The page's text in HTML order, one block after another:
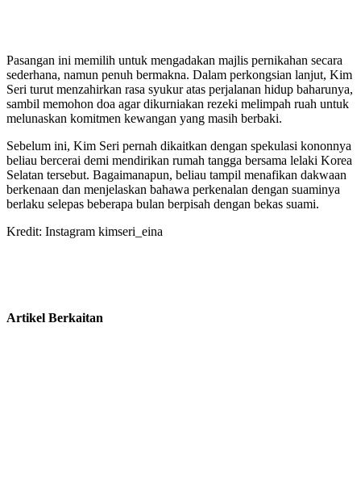
Pasangan ini memilih untuk mengadakan majlis pernikahan secara
sederhana, namun penuh bermakna. Dalam perkongsian lanjut, Kim
Seri turut menzahirkan rasa syukur atas perjalanan hidup baharunya,
sambil memohon doa agar dikurniakan rezeki melimpah ruah untuk
melunaskan komitmen kewangan yang masih berbaki.
Sebelum ini, Kim Seri pernah dikaitkan dengan spekulasi kononnya
beliau bercerai demi mendirikan rumah tangga bersama lelaki Korea
Selatan tersebut. Bagaimanapun, beliau tampil menafikan dakwaan
berkenaan dan menjelaskan bahawa perkenalan dengan suaminya
berlaku selepas beberapa bulan berpisah dengan bekas suami.
Kredit: Instagram kimseri_eina
Artikel Berkaitan